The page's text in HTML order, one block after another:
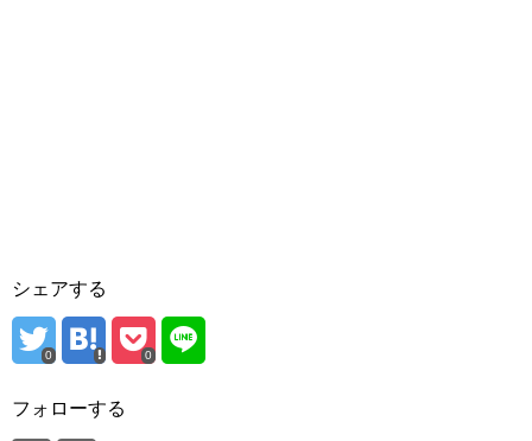
シェアする
0 0
フォローする